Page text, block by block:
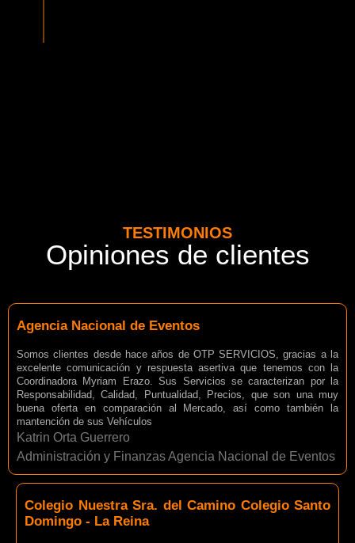
TESTIMONIOS
Opiniones de clientes
Agencia Nacional de Eventos
Somos clientes desde hace años de OTP SERVICIOS, gracias a la
excelente comunicación y respuesta asertiva que tenemos con la
Coordinadora Myriam Erazo. Sus Servicios se caracterizan por la
Responsabilidad, Calidad, Puntualidad, Precios, que son una muy
buena oferta en comparación al Mercado, así como también la
mantención de sus Vehículos
Katrin Orta Guerrero
Administración y Finanzas Agencia Nacional de Eventos
Colegio Nuestra Sra. del Camino Colegio Santo
Domingo - La Reina